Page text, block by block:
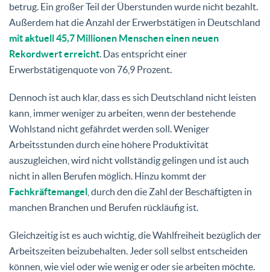
betrug. Ein großer Teil der Überstunden wurde nicht bezahlt.
Außerdem hat die Anzahl der Erwerbstätigen in Deutschland
mit aktuell 45,7 Millionen Menschen einen neuen
Rekordwert erreicht. Das entspricht einer
Erwerbstätigenquote von 76,9 Prozent.
Dennoch ist auch klar, dass es sich Deutschland nicht leisten
kann, immer weniger zu arbeiten, wenn der bestehende
Wohlstand nicht gefährdet werden soll. Weniger
Arbeitsstunden durch eine höhere Produktivität
auszugleichen, wird nicht vollständig gelingen und ist auch
nicht in allen Berufen möglich. Hinzu kommt der
Fachkräftemangel , durch den die Zahl der Beschäftigten in
manchen Branchen und Berufen rückläufig ist.
Gleichzeitig ist es auch wichtig, die Wahlfreiheit bezüglich der
Arbeitszeiten beizubehalten. Jeder soll selbst entscheiden
können, wie viel oder wie wenig er oder sie arbeiten möchte.